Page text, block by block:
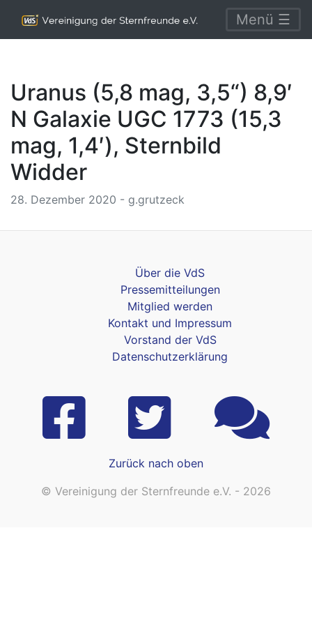
Menü ☰
Uranus (5,8 mag, 3,5“) 8,9′
N Galaxie UGC 1773 (15,3
mag, 1,4′), Sternbild
Widder
28. Dezember 2020 - g.grutzeck
Über die VdS
Pressemitteilungen
Mitglied werden
Kontakt und Impressum
Vorstand der VdS
Datenschutzerklärung
Zurück nach oben
© Vereinigung der Sternfreunde e.V. - 2026